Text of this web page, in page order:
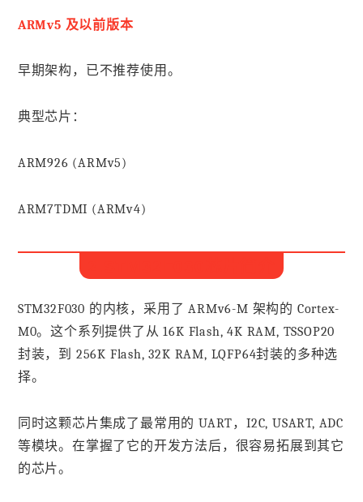
ARMv5 及以前版本
早期架构，已不推荐使用。
典型芯片：
ARM926 (ARMv5)
ARM7TDMI (ARMv4)
STM32F030 的内核，采用了 ARMv6-M 架构的 Cortex-
M0。这个系列提供了从 16K Flash, 4K RAM, TSSOP20
封装，到 256K Flash, 32K RAM, LQFP64封装的多种选
择。
同时这颗芯片集成了最常用的 UART，I2C, USART, ADC
等模块。在掌握了它的开发方法后，很容易拓展到其它
的芯片。